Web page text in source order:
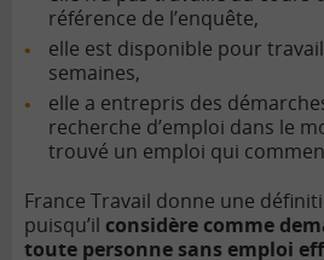
référence de l’enquête,
elle est disponible pour
semaines,
elle a entrepris des
recherche d’emploi dans le
trouvé un emploi qui
France Travail donne une
puisqu’il considère comme
toute personne sans emploi